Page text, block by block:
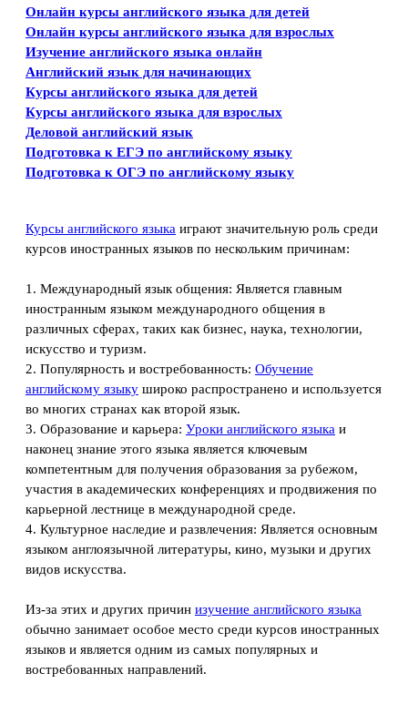
Онлайн курсы английского языка для детей
Онлайн курсы английского языка для взрослых
Изучение английского языка онлайн
Английский язык для начинающих
Курсы английского языка для детей
Курсы английского языка для взрослых
Деловой английский язык
Подготовка к ЕГЭ по английскому языку
Подготовка к ОГЭ по английскому языку
Курсы английского языка играют значительную роль среди
курсов иностранных языков по нескольким причинам:
1. Международный язык общения: Является главным
иностранным языком международного общения в
различных сферах, таких как бизнес, наука, технологии,
искусство и туризм.
2. Популярность и востребованность: Обучение
английскому языку широко распространено и используется
во многих странах как второй язык.
3. Образование и карьера: Уроки английского языка и
наконец знание этого языка является ключевым
компетентным для получения образования за рубежом,
участия в академических конференциях и продвижения по
карьерной лестнице в международной среде.
4. Культурное наследие и развлечения: Является основным
языком англоязычной литературы, кино, музыки и других
видов искусства.
Из-за этих и других причин изучение английского языка
обычно занимает особое место среди курсов иностранных
языков и является одним из самых популярных и
востребованных направлений.